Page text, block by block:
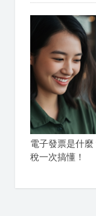
電子發票是什
稅一次搞懂！